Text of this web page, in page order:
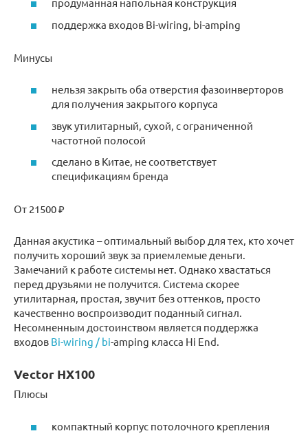
поддержка входов Bi-wiring, bi-amping
Минусы
нельзя закрыть оба отверстия фазоинверторов
для получения закрытого корпуса
звук утилитарный, сухой, с ограниченной
частотной полосой
сделано в Китае, не соответствует
спецификациям бренда
От 21500 ₽
Данная акустика – оптимальный выбор для тех, кто хочет
получить хороший звук за приемлемые деньги.
Замечаний к работе системы нет. Однако хвастаться
перед друзьями не получится. Система скорее
утилитарная, простая, звучит без оттенков, просто
качественно воспроизводит поданный сигнал.
Несомненным достоинством является поддержка
входов Bi-wiring / bi-amping класса Hi End.
Vector HX100
Плюсы
компактный корпус потолочного крепления